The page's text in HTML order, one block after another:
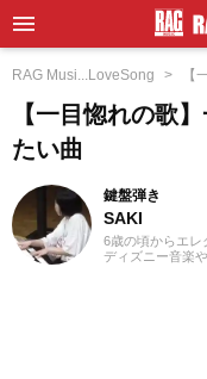
RAG Musi...LoveSong 【
【一目惚れの歌
たい曲
鍵盤弾き
SAKI
6歳の頃からエレ
ディズニー音楽